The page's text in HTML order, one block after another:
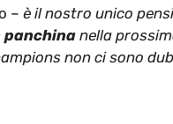
– è il nostro unico
panchina nella
non ci sono